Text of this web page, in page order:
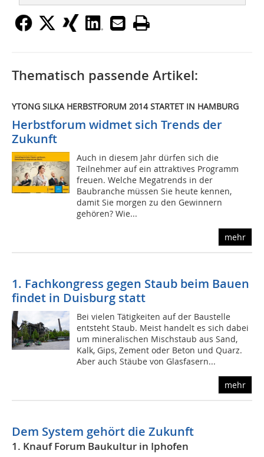
Thematisch passende Artikel:
YTONG SILKA HERBSTFORUM 2014 STARTET IN HAMBURG
Herbstforum widmet sich Trends der
Zukunft
Auch in diesem Jahr dürfen sich die
Teilnehmer auf ein attraktives Programm
freuen. Welche Megatrends in der
Baubranche müssen Sie heute kennen,
damit Sie morgen zu den Gewinnern
gehören? Wie...
mehr
1. Fachkongress gegen Staub beim Bauen
findet in Duisburg statt
Bei vielen Tätigkeiten auf der Baustelle
entsteht Staub. Meist handelt es sich dabei
um mineralischen Mischstaub aus Sand,
Kalk, Gips, Zement oder Beton und Quarz.
Aber auch Stäube von Glasfasern...
mehr
Dem System gehört die Zukunft
1. Knauf Forum Baukultur in Iphofen